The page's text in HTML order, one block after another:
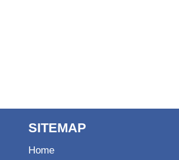
SITEMAP
Home